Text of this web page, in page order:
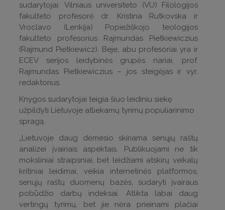
sudarytojai: Vilniaus universiteto (VU) Filologijos
fakulteto profesorė dr. Kristina Rutkovska ir
Vroclavo (Lenkija) Popiežiškojo teologijos
fakulteto profesorius Rajmundas Pietkiewiczius
(Rajmund Pietkiewicz). Beje, abu profesoriai yra ir
ECEV serijos leidybinės grupės nariai, prof.
Rajmundas Pietkiewiczius – jos steigėjas ir vyr.
redaktorius.
Knygos sudarytojai teigia šiuo leidiniu siekę
užpildyti Lietuvoje atliekamų tyrimų populiarinimo
spragą.
„Lietuvoje daug dėmesio skiriama senųjų raštų
analizei įvairiais aspektais. Publikuojami ne tik
moksliniai straipsniai, bet leidžiami atskirų veikalų
kritiniai leidimai, veikia internetinės platformos,
senųjų raštų duomenų bazės, sudaryti įvairaus
pobūdžio darbų indeksai. Atlikta labai daug
vertingų tyrimų, bet jie nėra prieinami plačiai